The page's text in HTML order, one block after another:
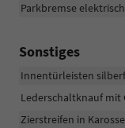
Parkbremse elektrisch
Sonstiges
Innentürleisten
Lederschaltknauf
Zierstreifen in